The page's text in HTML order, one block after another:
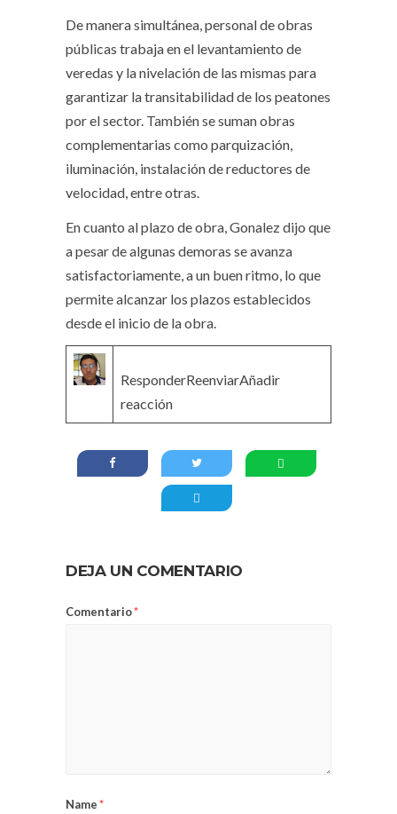
De manera simultánea, personal de obras
públicas trabaja en el levantamiento de
veredas y la nivelación de las mismas para
garantizar la transitabilidad de los peatones
por el sector. También se suman obras
complementarias como parquización,
iluminación, instalación de reductores de
velocidad, entre otras.
En cuanto al plazo de obra, Gonalez dijo que
a pesar de algunas demoras se avanza
satisfactoriamente, a un buen ritmo, lo que
permite alcanzar los plazos establecidos
desde el inicio de la obra.
ResponderReenviarAñadir
reacción
DEJA UN COMENTARIO
Comentario*
Name*